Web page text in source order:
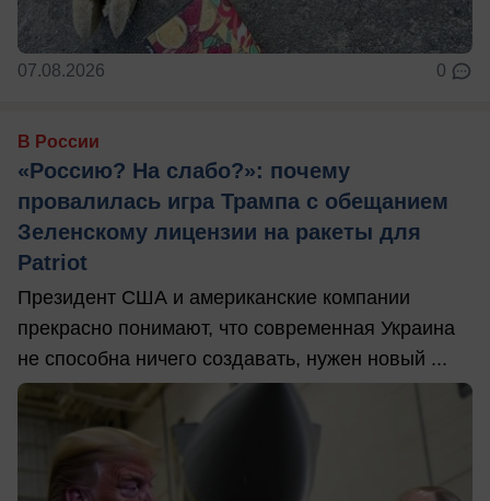
07.08.2026 0
В России
«Россию? На слабо?»: почему
провалилась игра Трампа с обещанием
Зеленскому лицензии на ракеты для
Patriot
Президент США и американские компании
прекрасно понимают, что современная Украина
не способна ничего создавать, нужен новый ...